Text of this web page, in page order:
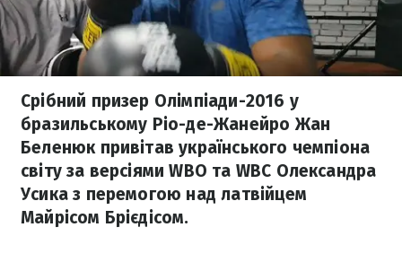
Срібний призер Олімпіади-2016 у
бразильському Ріо-де-Жанейро Жан
Беленюк привітав українського чемпіона
світу за версіями WBO та WBC Олександра
Усика з перемогою над латвійцем
Майрісом Брієдісом.